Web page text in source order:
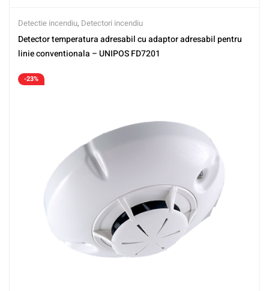
Detectie incendiu, Detectori incendiu
Detector temperatura adresabil cu adaptor adresabil pentru
linie conventionala – UNIPOS FD7201
-23%